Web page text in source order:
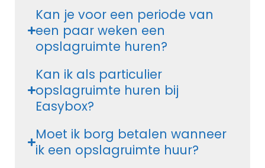
Kan je voor een periode van
een paar weken een
opslagruimte huren?
Kan ik als particulier
opslagruimte huren bij
Easybox?
Moet ik borg betalen wanneer
ik een opslagruimte huur?